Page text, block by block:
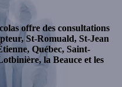
offre des consultations
St-Romuald, St-Jean
Québec, Saint-
la Beauce et les